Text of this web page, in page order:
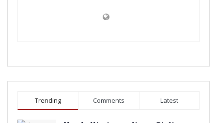
Trending Comments Latest